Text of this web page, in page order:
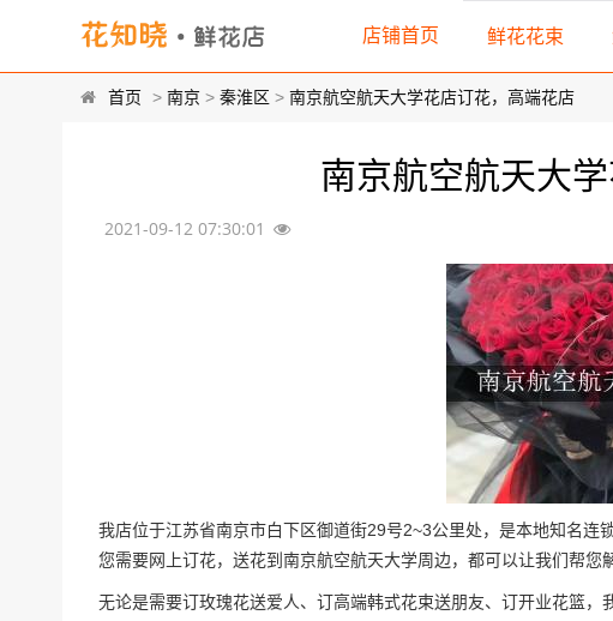
店铺首页 鲜花花束
首页 > 南京 > 秦淮区 > 南京航空航天大学花店订花，高端花店
南京航空航天大
2021-09-12 07:30:01
我店位于江苏省南京市白下区御道街29号2~3公里处，是本地知名
您需要网上订花，送花到南京航空航天大学周边，都可以让我们帮您
无论是需要订玫瑰花送爱人、订高端韩式花束送朋友、订开业花篮